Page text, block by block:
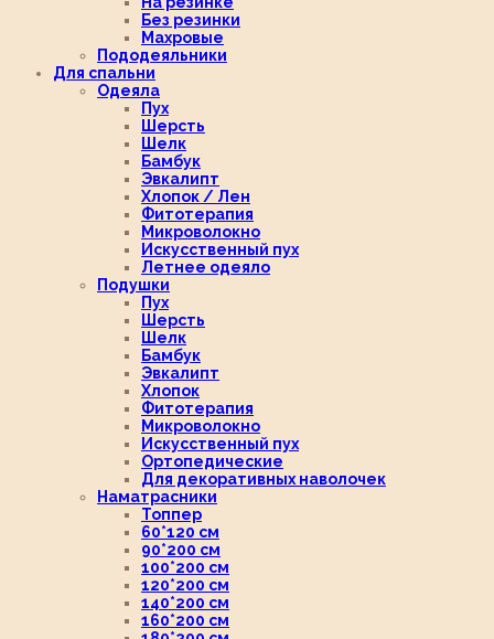
Без резинки
Махровые
Пододеяльники
Для спальни
Одеяла
Пух
Шерсть
Шелк
Бамбук
Эвкалипт
Хлопок / Лен
Фитотерапия
Микроволокно
Искусственный пух
Летнее одеяло
Подушки
Пух
Шерсть
Шелк
Бамбук
Эвкалипт
Хлопок
Фитотерапия
Микроволокно
Искусственный пух
Ортопедические
Для декоративных наволочек
Наматрасники
Топпер
60*120 см
90*200 см
100*200 см
120*200 см
140*200 см
160*200 см